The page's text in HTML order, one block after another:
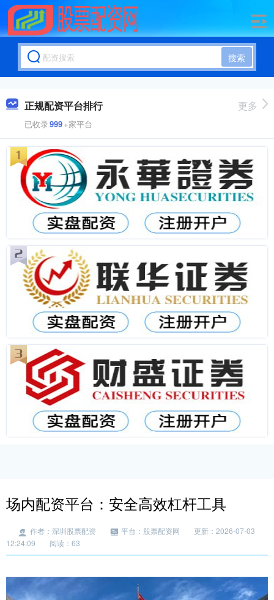
搜索
正规配资平台排行
已收录999+家平台
更多
场内配资平台：安全高效杠杆工具
作者：深圳股票配资 平台：股票配资网
更新：2026-07-03
12:24:09
阅读：63